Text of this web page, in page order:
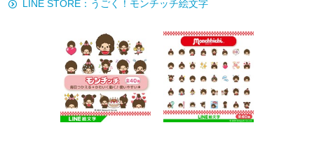
LINE STORE：うごく！モンチッチ絵文字